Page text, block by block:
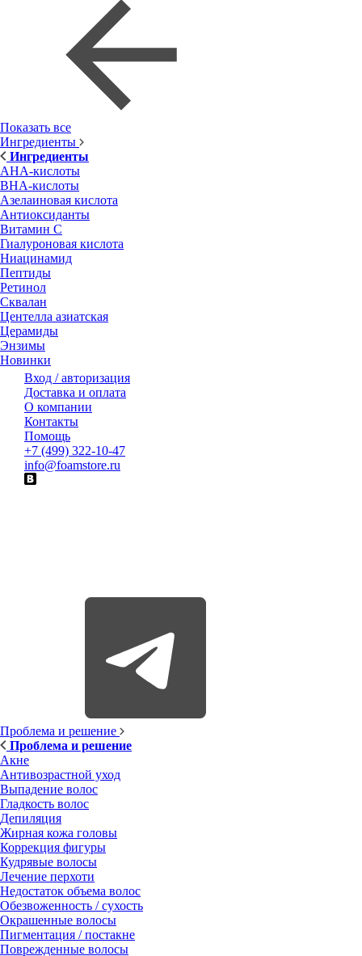
Показать все
Ингредиенты
Ингредиенты
AHA-кислоты
BHA-кислоты
Азелаиновая кислота
Антиоксиданты
Витамин С
Гиалуроновая кислота
Ниацинамид
Пептиды
Ретинол
Сквалан
Центелла азиатская
Церамиды
Энзимы
Новинки
Вход / авторизация
Доставка и оплата
О компании
Контакты
Помощь
+7 (499) 322-10-47
info@foamstore.ru
Проблема и решение
Проблема и решение
Акне
Антивозрастной уход
Выпадение волос
Гладкость волос
Депиляция
Жирная кожа головы
Коррекция фигуры
Кудрявые волосы
Лечение перхоти
Недостаток объема волос
Обезвоженность / сухость
Окрашенные волосы
Пигментация / постакне
Поврежденные волосы